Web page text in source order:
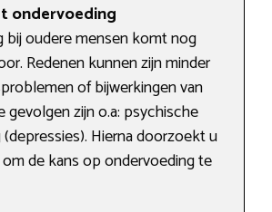
ondervoeding
bij oudere mensen komt nog
Redenen kunnen zijn minder
of bijwerkingen van
gevolgen zijn o.a: psychische
Hierna doorzoekt u
de kans op ondervoeding te